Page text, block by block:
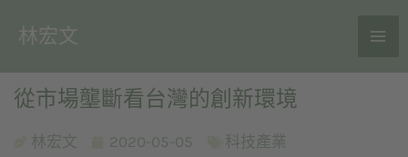
林宏文
從市場壟斷看台灣的創新環境
林宏文 2020-05-05 科技產業